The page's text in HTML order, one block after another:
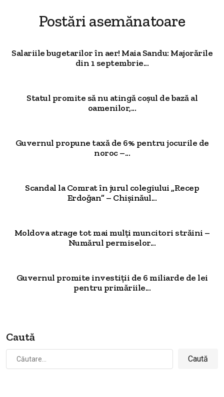
Postări asemănatoare
Salariile bugetarilor în aer! Maia Sandu: Majorările
din 1 septembrie...
Statul promite să nu atingă coșul de bază al
oamenilor,...
Guvernul propune taxă de 6% pentru jocurile de
noroc –...
Scandal la Comrat în jurul colegiului „Recep
Erdoğan” – Chișinăul...
Moldova atrage tot mai mulți muncitori străini –
Numărul permiselor...
Guvernul promite investiții de 6 miliarde de lei
pentru primăriile...
Caută
Caută
după: